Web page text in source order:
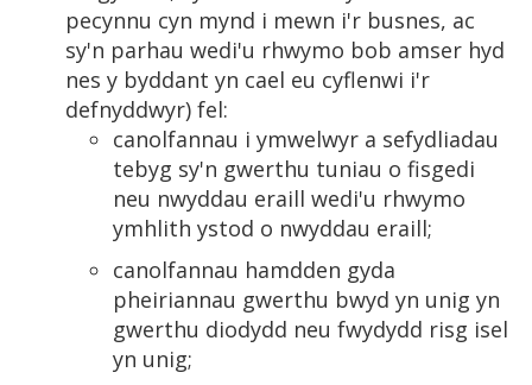
pecynnu cyn mynd i mewn i'r busnes, ac
sy'n parhau wedi'u rhwymo bob amser hyd
nes y byddant yn cael eu cyflenwi i'r
defnyddwyr) fel:
canolfannau i ymwelwyr a sefydliadau
tebyg sy'n gwerthu tuniau o fisgedi
neu nwyddau eraill wedi'u rhwymo
ymhlith ystod o nwyddau eraill;
canolfannau hamdden gyda
pheiriannau gwerthu bwyd yn unig yn
gwerthu diodydd neu fwydydd risg isel
yn unig;